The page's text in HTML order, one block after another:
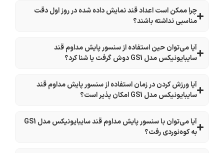
چرا ممکن است اعداد قند نمایش داده شده در روز اول دقت
مناسبی نداشته باشند؟
آیا می‌توان حین استفاده از سنسور پایش مداوم قند
سایبایونیکس مدل GS1 دوش گرفت یا شنا کرد؟
آیا ورزش کردن در زمان استفاده از سنسور پایش مداوم قند
سایبایونیکس مدل GS1 امکان پذیر است؟
آیا می‌توان با سنسور پایش مداوم قند سایبایونیکس مدل GS1
به کوه‌نوردی رفت؟